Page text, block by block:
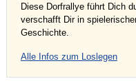
Diese Dorfrallye führt Dich
verschafft Dir in
Geschichte.
Alle Infos zum Loslegen